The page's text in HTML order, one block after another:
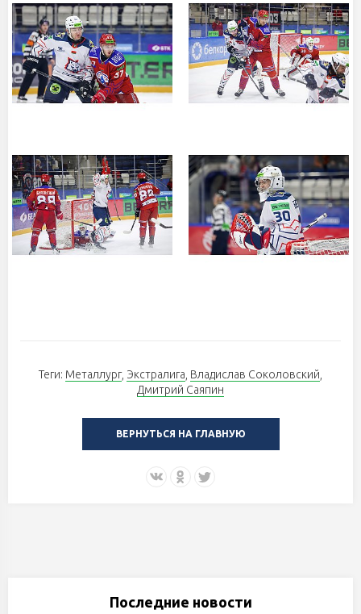
Теги: Металлург, Экстралига Владислав Соколовский
Дмитрий Саяпин
ВЕРНУТЬСЯ НА ГЛАВНУЮ
Последние новости